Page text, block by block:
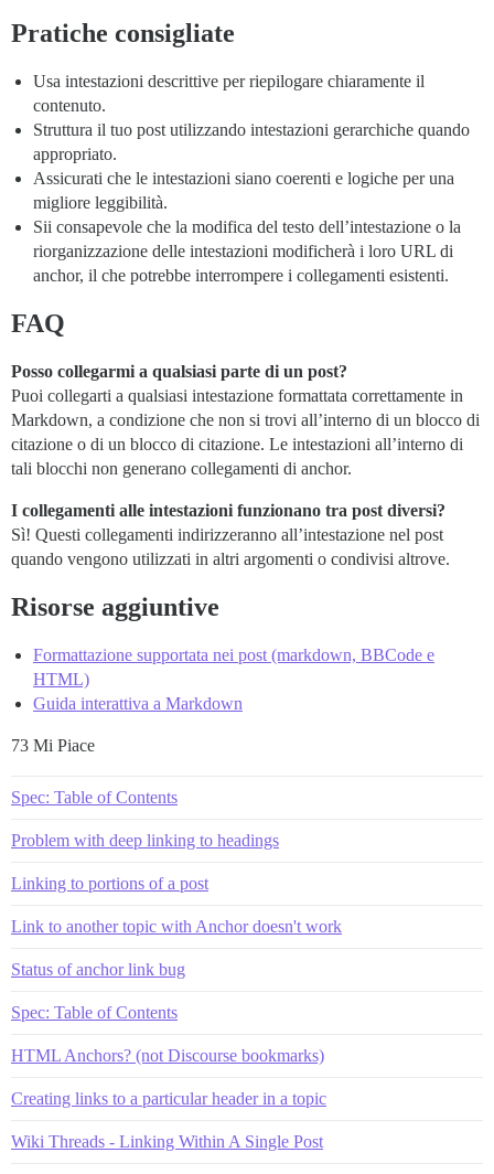
Pratiche consigliate
Usa intestazioni descrittive per riepilogare chiaramente il
contenuto.
Struttura il tuo post utilizzando intestazioni gerarchiche quando
appropriato.
Assicurati che le intestazioni siano coerenti e logiche per una
migliore leggibilità.
Sii consapevole che la modifica del testo dell’intestazione o la
riorganizzazione delle intestazioni modificherà i loro URL di
anchor, il che potrebbe interrompere i collegamenti esistenti.
FAQ
Posso collegarmi a qualsiasi parte di un post?
Puoi collegarti a qualsiasi intestazione formattata correttamente in
Markdown, a condizione che non si trovi all’interno di un blocco di
citazione o di un blocco di citazione. Le intestazioni all’interno di
tali blocchi non generano collegamenti di anchor.
I collegamenti alle intestazioni funzionano tra post diversi?
Sì! Questi collegamenti indirizzeranno all’intestazione nel post
quando vengono utilizzati in altri argomenti o condivisi altrove.
Risorse aggiuntive
Formattazione supportata nei post (markdown, BBCode e
HTML)
Guida interattiva a Markdown
73 Mi Piace
Spec: Table of Contents
Problem with deep linking to headings
Linking to portions of a post
Link to another topic with Anchor doesn't work
Status of anchor link bug
Spec: Table of Contents
HTML Anchors? (not Discourse bookmarks)
Creating links to a particular header in a topic
Wiki Threads - Linking Within A Single Post